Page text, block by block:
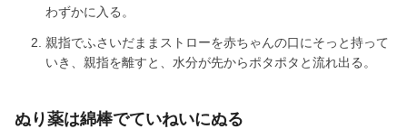
わずかに入る。
親指でふさいだままストローを赤ちゃんの口にそっと持って
いき、親指を離すと、水分が先からポタポタと流れ出る。
ぬり薬は綿棒でていねいにぬる